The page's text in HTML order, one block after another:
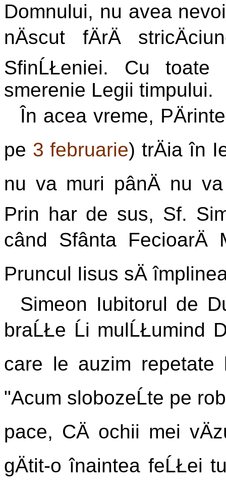
Domnului, nu avea
nÄscut fÄrÄ
SfinĹŁeniei. Cu
smerenie Legii timpului.
În acea vreme,
pe 3 februarie) trÄia în
nu va muri pânÄ nu
Prin har de sus, Sf.
când Sfânta
Pruncul Iisus sÄ
Simeon Iubitorul de
braĹŁe Ĺi mulĹŁumind
care le auzim repetate
"Acum slobozeĹte pe
pace, CÄ ochii mei
gÄtit-o înaintea feĹŁei